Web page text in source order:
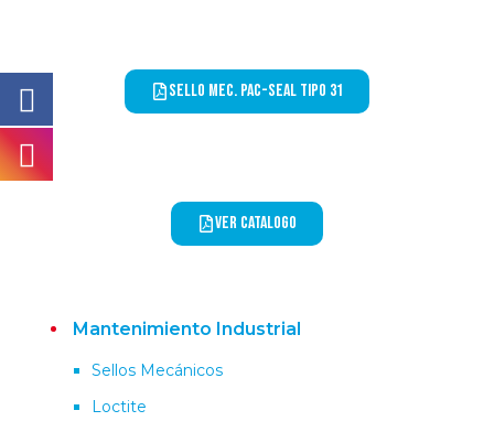
Sello Mec. PAC-SEAL Tipo 31
ver catalogo
Mantenimiento Industrial
Sellos Mecánicos
Loctite